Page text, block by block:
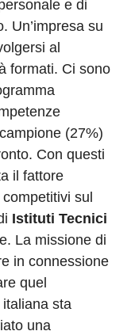
e di
Un’impresa su
al
formati. Ci sono
(27%)
Con questi
il fattore
sul
Istituti Tecnici
La missione di
in connessione
quel
italiana sta
una